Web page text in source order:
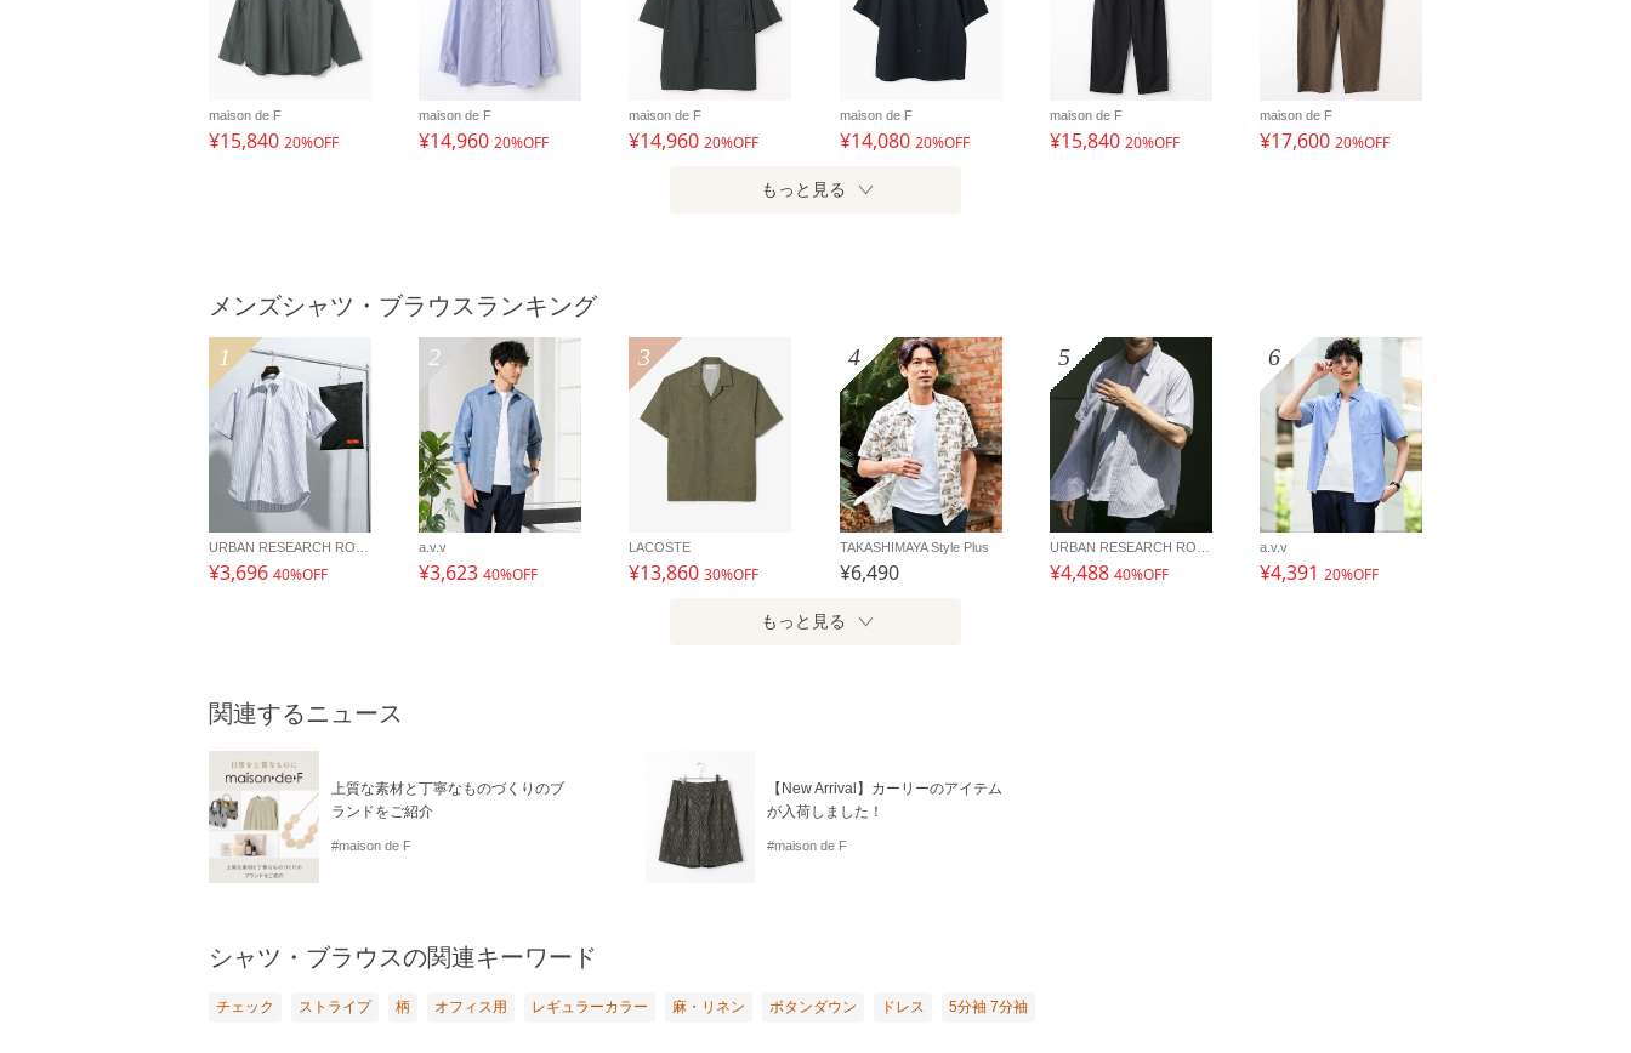
maison de F
¥15,840 20%OFF
maison de F
¥14,960 20%OFF
maison de F
¥14,960 20%OFF
maison de F
¥14,080 20%OFF
maison de F
¥15,840 20%OFF
maison de F
¥17,600 20%OFF
もっと見る
メンズシャツ・ブラウスランキング
1
¥3,696 40%OFF
2
a.v.v
¥3,62340%OFF
3
LACOSTE
¥13,86030%OFF
4
TAKASHIMAYA Style Plus
¥6,490
5
¥4,488 40%OFF
6
a.v.v
¥4,391 20%OFF
もっと見る
関連するニュース
上質な素材と丁寧なものづくりのブ
ランドをご紹介
#maison de F
【New Arrival】カーリーのアイテム
が入荷しました！
#maison de F
シャツ・ブラウスの関連キーワード
チェック ストライプ 柄 オフィス用 レギュラーカラー 麻・リネン ボタンダウン ドレス 5分袖 7分袖